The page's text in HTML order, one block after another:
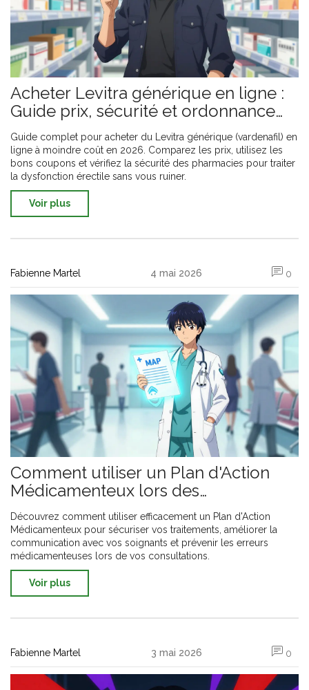
Acheter Levitra générique en ligne :
Guide prix, sécurité et ordonnance
2026
Guide complet pour acheter du Levitra générique (vardenafil) en
ligne à moindre coût en 2026. Comparez les prix, utilisez les
bons coupons et vérifiez la sécurité des pharmacies pour traiter
la dysfonction érectile sans vous ruiner.
Voir plus
Fabienne Martel 4 mai 2026 0
Comment utiliser un Plan d'Action
Médicamenteux lors des
consultations
Découvrez comment utiliser efficacement un Plan d'Action
Médicamenteux pour sécuriser vos traitements, améliorer la
communication avec vos soignants et prévenir les erreurs
médicamenteuses lors de vos consultations.
Voir plus
Fabienne Martel 3 mai 2026 0